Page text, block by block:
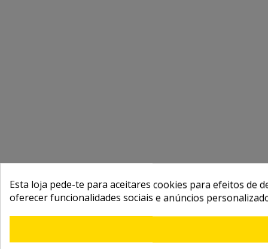
Esta loja pede-te para aceitares cookies para efeitos de
oferecer funcionalidades sociais e anúncios